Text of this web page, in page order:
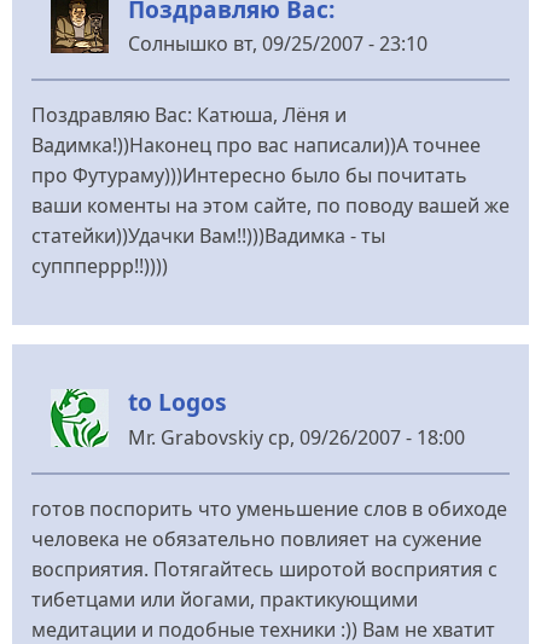
Поздравляю Вас:
Солнышко вт, 09/25/2007 - 23:10
Поздравляю Вас: Катюша, Лёня и
Вадимка!))Наконец про вас написали))А точнее
про Футураму)))Интересно было бы почитать
ваши коменты на этом сайте, по поводу вашей же
статейки))Удачки Вам!!)))Вадимка - ты
суппперрр!!))))
to Logos
Mr. Grabovskiy ср, 09/26/2007 - 18:00
готов поспорить что уменьшение слов в обиходе
человека не обязательно повлияет на сужение
восприятия. Потягайтесь широтой восприятия с
тибетцами или йогами, практикующими
медитации и подобные техники :)) Вам не хватит